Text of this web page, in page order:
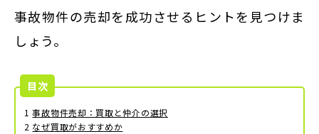
福岡
事故物件の売却を成功させるヒントを見つけま
しょう。
目次
1事故物件売却：買取と仲介の選択
2 なぜ買取がおすすめか